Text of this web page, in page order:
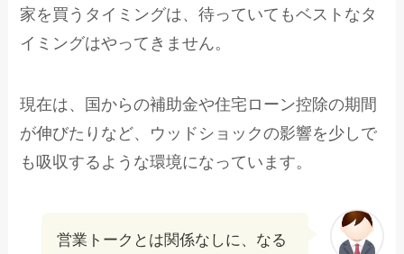
家を買うタイミングは、待っていてもベストなタ
イミングはやってきません。
現在は、国からの補助金や住宅ローン控除の期間
が伸びたりなど、ウッドショックの影響を少しで
も吸収するような環境になっています。
営業トークとは関係なしに、なる